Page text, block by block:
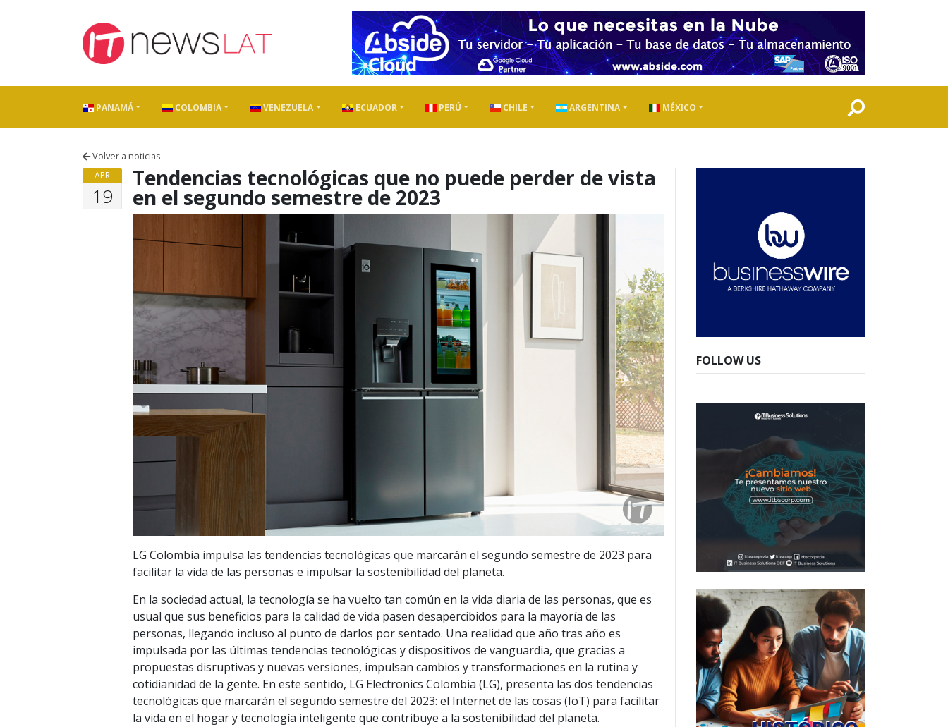
PANAMÁ COLOMBIA VENEZUELA ECUADOR PERÚ CHILE ARGENTINA MÉXICO
Volver a noticias
APR
19
Tendencias tecnológicas que no puede perder de vista
en el segundo semestre de 2023
LG Colombia impulsa las tendencias tecnológicas que marcarán el segundo semestre de 2023 para
facilitar la vida de las personas e impulsar la sostenibilidad del planeta.
En la sociedad actual, la tecnología se ha vuelto tan común en la vida diaria de las personas, que es
usual que sus beneficios para la calidad de vida pasen desapercibidos para la mayoría de las
personas, llegando incluso al punto de darlos por sentado. Una realidad que año tras año es
impulsada por las últimas tendencias tecnológicas y dispositivos de vanguardia, que gracias a
propuestas disruptivas y nuevas versiones, impulsan cambios y transformaciones en la rutina y
cotidianidad de la gente. En este sentido, LG Electronics Colombia (LG), presenta las dos tendencias
tecnológicas que marcarán el segundo semestre del 2023: el Internet de las cosas (IoT) para facilitar
la vida en el hogar y tecnología inteligente que contribuye a la sostenibilidad del planeta.
FOLLOW US